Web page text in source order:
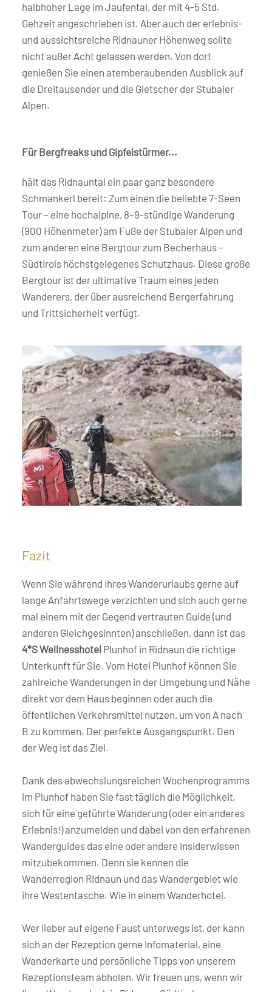
halbhoher Lage im Jaufental, der mit 4-5 Std.
Gehzeit angeschrieben ist. Aber auch der erlebnis-
und aussichtsreiche Ridnauner Höhenweg sollte
nicht außer Acht gelassen werden. Von dort
genießen Sie einen atemberaubenden Ausblick auf
die Dreitausender und die Gletscher der Stubaier
Alpen.
Für Bergfreaks und Gipfelstürmer...
hält das Ridnauntal ein paar ganz besondere
Schmankerl bereit: Zum einen die beliebte 7-Seen
Tour – eine hochalpine, 8–9-stündige Wanderung
(900 Höhenmeter) am Fuße der Stubaier Alpen und
zum anderen eine Bergtour zum Becherhaus –
Südtirols höchstgelegenes Schutzhaus. Diese große
Bergtour ist der ultimative Traum eines jeden
Wanderers, der über ausreichend Bergerfahrung
und Trittsicherheit verfügt.
Fazit
Wenn Sie während Ihres Wanderurlaubs gerne auf
lange Anfahrtswege verzichten und sich auch gerne
mal einem mit der Gegend vertrauten Guide (und
anderen Gleichgesinnten) anschließen, dann ist das
4*S Wellnesshotel Plunhof in Ridnaun die richtige
Unterkunft für Sie. Vom Hotel Plunhof können Sie
zahlreiche Wanderungen in der Umgebung und Nähe
direkt vor dem Haus beginnen oder auch die
öffentlichen Verkehrsmittel nutzen, um von A nach
B zu kommen. Der perfekte Ausgangspunkt. Den
der Weg ist das Ziel.
Dank des abwechslungsreichen Wochenprogramms
im Plunhof haben Sie fast täglich die Möglichkeit,
sich für eine geführte Wanderung (oder ein anderes
Erlebnis!) anzumelden und dabei von den erfahrenen
Wanderguides das eine oder andere Insiderwissen
mitzubekommen. Denn sie kennen die
Wanderregion Ridnaun und das Wandergebiet wie
ihre Westentasche. Wie in einem Wanderhotel.
Wer lieber auf eigene Faust unterwegs ist, der kann
sich an der Rezeption gerne Infomaterial, eine
Wanderkarte und persönliche Tipps von unserem
Rezeptionsteam abholen. Wir freuen uns, wenn wir